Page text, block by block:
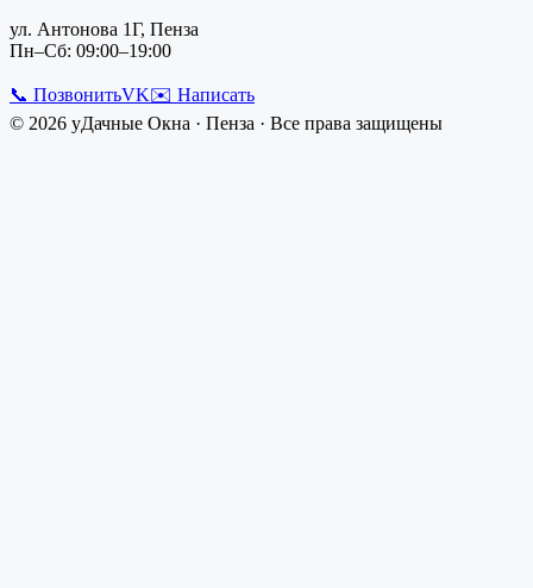
ул. Антонова 1Г, Пенза
Пн–Сб: 09:00–19:00
📞 ПозвонитьVK✉️ Написать
© 2026 уДачные Окна · Пенза · Все права защищены